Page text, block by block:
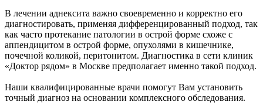
В лечении аднексита важно своевременно и корректно его
диагностировать, применяя дифференцированный подход, так
как часто протекание патологии в острой форме схоже с
аппендицитом в острой форме, опухолями в кишечнике,
почечной коликой, перитонитом. Диагностика в сети клиник
«Доктор рядом» в Москве предполагает именно такой подход.
Наши квалифицированные врачи помогут Вам установить
точный диагноз на основании комплексного обследования.